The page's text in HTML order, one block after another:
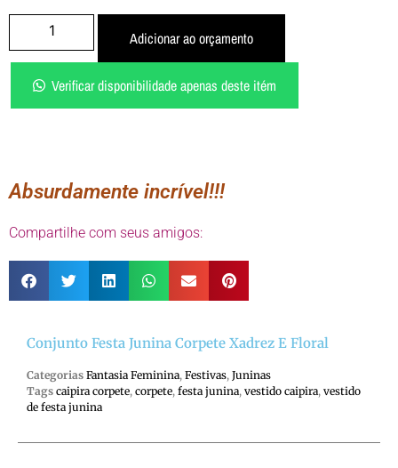
Adicionar ao orçamento
Verificar disponibilidade apenas deste itém
Absurdamente incrível!!!
Compartilhe com seus amigos:
Conjunto Festa Junina Corpete Xadrez E Floral
Categorias Fantasia Feminina, Festivas, Juninas
Tags caipira corpete, corpete, festa junina, vestido caipira, vestido
de festa junina